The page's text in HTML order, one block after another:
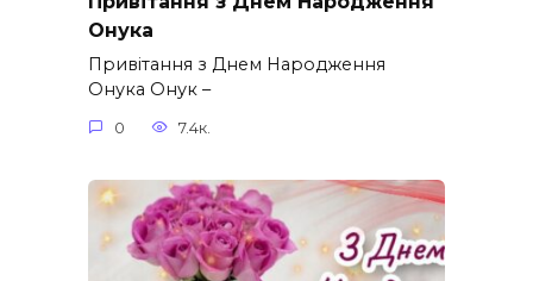
Онука
Привітання з Днем Народження
Онука Онук –
0 7.4к.